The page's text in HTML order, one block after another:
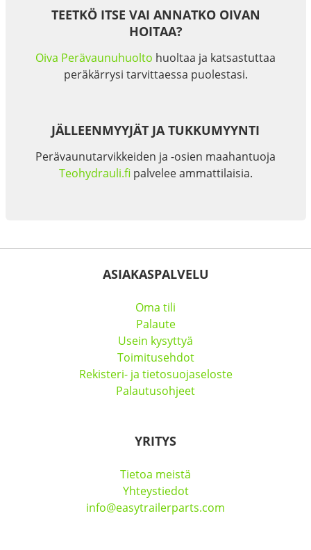
TEETKÖ ITSE VAI ANNATKO OIVAN
HOITAA?
Oiva Perävaunuhuolto huoltaa ja katsastuttaa
peräkärrysi tarvittaessa puolestasi.
JÄLLEENMYYJÄT JA TUKKUMYYNTI
Perävaunutarvikkeiden ja -osien maahantuoja
Teohydrauli.fi palvelee ammattilaisia.
ASIAKASPALVELU
Oma tili
Palaute
Usein kysyttyä
Toimitusehdot
Rekisteri- ja tietosuojaseloste
Palautusohjeet
YRITYS
Tietoa meistä
Yhteystiedot
info@easytrailerparts.com